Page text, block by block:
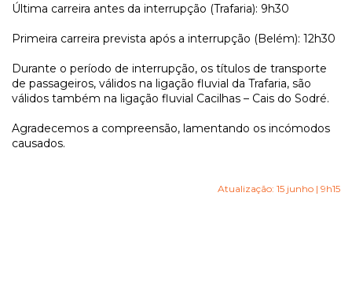
Última carreira antes da interrupção (Trafaria): 9h30
Primeira carreira prevista após a interrupção (Belém): 12h30
Durante o período de interrupção, os títulos de transporte
de passageiros, válidos na ligação fluvial da Trafaria, são
válidos também na ligação fluvial Cacilhas – Cais do Sodré.
Agradecemos a compreensão, lamentando os incómodos
causados.
Atualização: 15 junho | 9h15